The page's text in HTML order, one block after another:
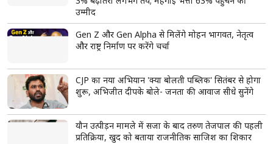
राजस्थान में 2.55 करोड़ से ज्यादा लोगों को मिला प्रधानमंत्री मुद्रा योजना का लाभ,
₹2.18 लाख करोड़ से अधिक ऋण स्वीकृत
Shorts see more